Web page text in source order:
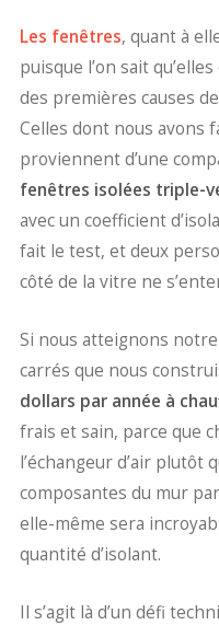
Les fenêtres, quant à
puisque l’on sait
des premières causes
Celles dont nous avons
proviennent d’une
fenêtres isolées triple-
avec un coefficient
fait le test, et deux
côté de la vitre ne
Si nous atteignons
carrés que nous
dollars par année à
frais et sain, parce que
l’échangeur d’air plutôt
composantes du mur
elle-même sera
quantité d’isolant.
Il s’agit là d’un défi